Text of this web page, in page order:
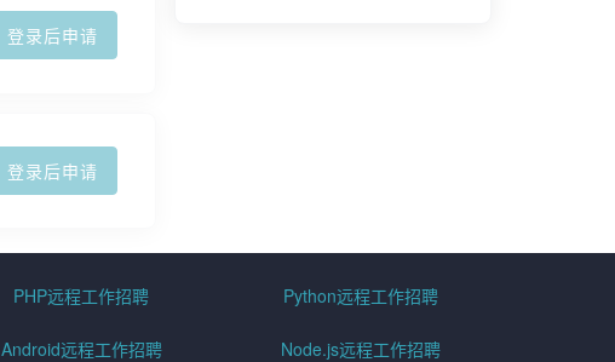
登录后申请
登录后申请
PHP远程工作招聘 Python远程工作招聘
Android远程工作招聘 Node.js远程工作招聘